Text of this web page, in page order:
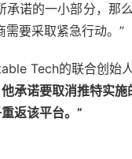
承诺的一小部分，那
需要采取紧急行动。”
Tech的联合创始
承诺要取消推特实
返该平台。”